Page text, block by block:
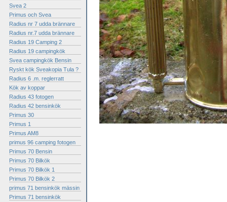
Svea 2
Primus och Svea
Radius nr 7 udda brännare
Radius nr.7 udda brännare
Radius 19 Camping 2
Radius 19 campingkök
Svea campingkök Bensin
Ryskt kök Sveakopia Tula ?
Radius 6 .m. reglerratt
Kök av koppar
Radius 43 fotogen
Radius 42 bensinkök
Primus 30
Primus 1
Primus AM8
primus 96 camping fotogen
Primus 70 Bensin
Primus 70 Bilkök
Primus 70 Bilkök 1
Primus 70 Bilkök 2
primus 71 bensinkök mässin
Primus 71 bensinkök